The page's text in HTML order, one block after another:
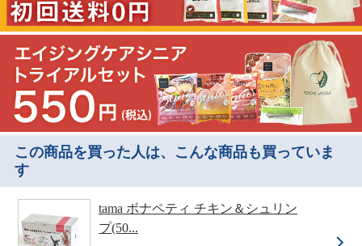
この商品を買った人は、こんな商品も買っていま
す
tama ボナペティ チキン＆シュリン
プ(50...